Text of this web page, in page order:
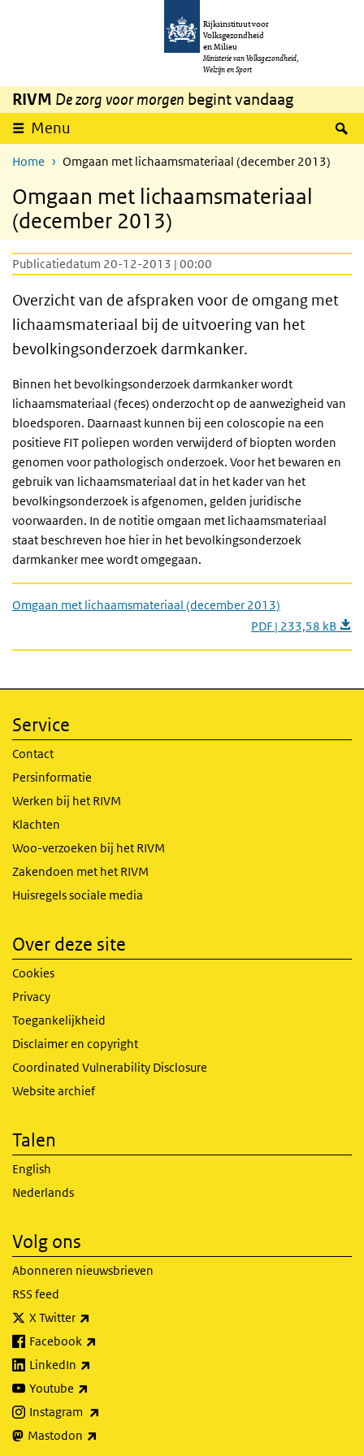
Overslaan en naar de inhoud gaan
Rijksinstituut voor
Volksgezondheid
en Milieu
Ministerie van Volksgezondheid,
Welzijn en Sport
RIVM De zorg voor morgen begint vandaag
Menu
Home Omgaan met lichaamsmateriaal (december 2013)
Omgaan met lichaamsmateriaal
(december 2013)
Publicatiedatum 20-12-2013 | 00:00
Overzicht van de afspraken voor de omgang met
lichaamsmateriaal bij de uitvoering van het
bevolkingsonderzoek darmkanker.
Binnen het bevolkingsonderzoek darmkanker wordt
lichaamsmateriaal (feces) onderzocht op de aanwezigheid van
bloedsporen. Daarnaast kunnen bij een coloscopie na een
positieve FIT poliepen worden verwijderd of biopten worden
genomen voor pathologisch onderzoek. Voor het bewaren en
gebruik van lichaamsmateriaal dat in het kader van het
bevolkingsonderzoek is afgenomen, gelden juridische
voorwaarden. In de notitie omgaan met lichaamsmateriaal
staat beschreven hoe hier in het bevolkingsonderzoek
darmkanker mee wordt omgegaan.
Omgaan met lichaamsmateriaal (december 2013)
PDF | 233,58 kB
Service
Contact
Persinformatie
Werken bij het RIVM
Klachten
Woo-verzoeken bij het RIVM
Zakendoen met het RIVM
Huisregels sociale media
Over deze site
Cookies
Privacy
Toegankelijkheid
Disclaimer en copyright
Coordinated Vulnerability Disclosure
Website archief
Talen
English
Nederlands
Volg ons
Abonneren nieuwsbrieven
RSS feed
X Twitter
Facebook
LinkedIn
Youtube
Instagram
Mastodon